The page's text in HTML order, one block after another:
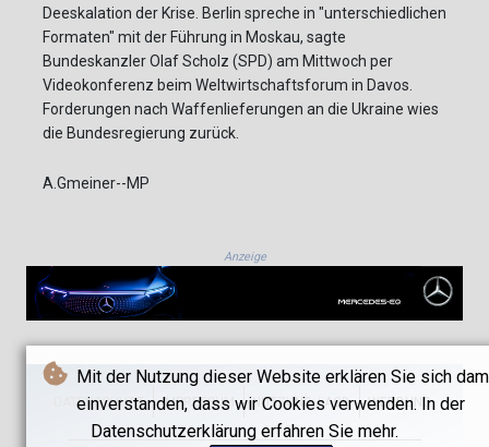
Mit der Nutzung dieser Website erklären Sie sich
einverstanden, dass wir Cookies verwenden. In der
Datenschutzerklärung erfahren Sie mehr.
Deeskalation der Krise. Berlin spreche in "unterschiedlichen
Formaten" mit der Führung in Moskau, sagte
Bundeskanzler Olaf Scholz (SPD) am Mittwoch per
Videokonferenz beim Weltwirtschaftsforum in Davos.
Forderungen nach Waffenlieferungen an die Ukraine wies
die Bundesregierung zurück.
A.Gmeiner--MP
Anzeige
DATENSCHUTZ IMPRESSUM NUTZUNG / AGB WERBUNG